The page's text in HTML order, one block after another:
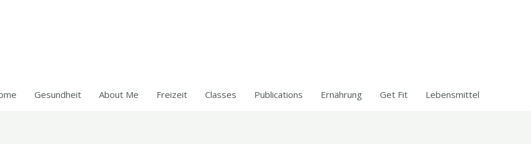
Gesundheit About Me Freizeit Classes Publications Ernährung Get Fit Lebensmittel